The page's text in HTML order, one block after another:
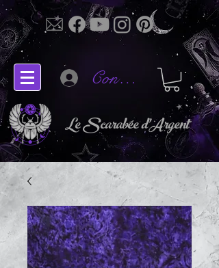
Connectez-vous
Le Scarabée d'Argent